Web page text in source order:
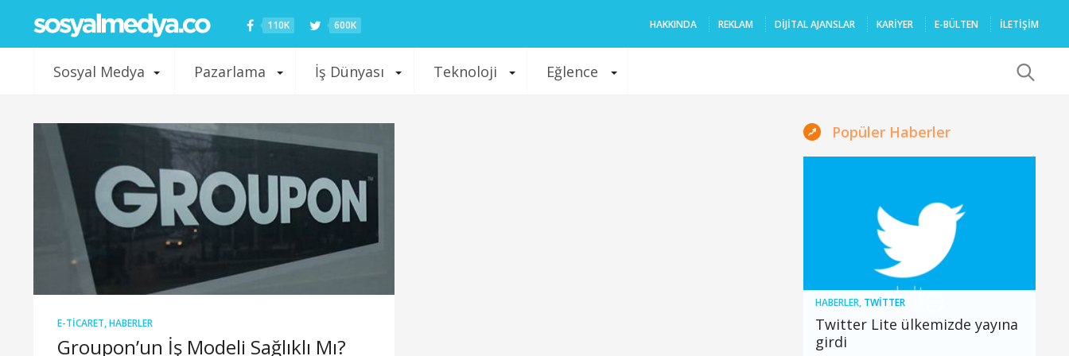
110K 600K HAKKINDA REKLAM DIJITAL AJANSLAR KARIYER E-BÜLTEN İLETİŞİM
Sosyal Medya Pazarlama İş Dünyası Teknoloji Eğlence
E-TICARET,HABERLER
Groupon’un İş Modeli Sağlıklı Mı?
Popüler Haberler
HABERLER, TWITTER
Twitter Lite ülkemizde yayına
girdi